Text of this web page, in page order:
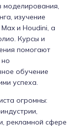
моделирования,
изучение
и Houdini, а
Курсы и
помогают
обучение
успеха.
огромны:
рекламной сфере